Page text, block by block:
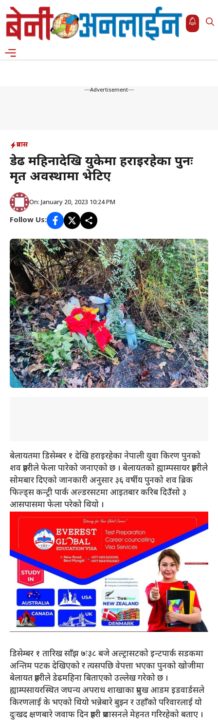
Skip
to
content
---Advertisement---
प्रवास
डेढ महिनादेखि युकेमा हराइरहेका पुनः
मृत अवस्थामा भेटिए
On: January 20, 2023 10:24 PM
Follow Us:
बेलायतमा डिसेम्बर १ देखि हराइरहेका नेपाली युवा किरण पुनको
शव प्रहरीले फेला पारेको जनाएको छ । बेलायतको ह्याम्पसायर प्रहरीले
सोमबार दिएको जानकारी अनुसार ३६ वर्षीय पुनको शव ब्रिक
फिल्ड्स कन्ट्री पार्क अल्डरसटमा आइतबार करिब दिउँसो ३
आसपासमा फेला परेको थियो ।
डिसेम्बर १ तारिख साँझ ७ः३८ बजे अल्ट्रासटको इन्टपार्क सडकमा
अन्तिम पटक देखिएको र त्यसपछि वेपत्ता भएका पुनको खोजीमा
बेलायत प्रहरीले डेढमहिना बिताएको उल्लेख गरेको छ ।
ह्याम्पसायरस्थित जघन्य अपराध शाखाका प्रमुख आडम इडवार्डसले
किरणलाई के भएको थियो भन्नेबारे बुझ्न र उहाँको परिवारलाई यो
दुःखद क्षणबारे जवाफ दिन प्रहरी प्रशासनले मेहनत गरिरहेको बताए ।